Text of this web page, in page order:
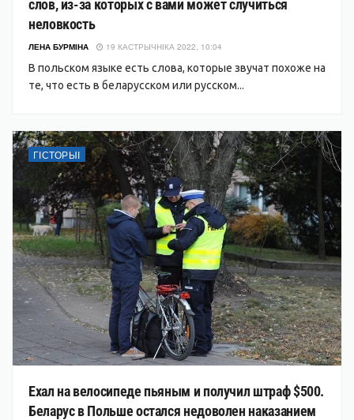
слов, из-за которых с вами может случиться
неловкость
ЛЕНА БУРМІНА 19 КАСТРЫЧНІКА 2022, 10:04
В польском языке есть слова, которые звучат похоже на
те, что есть в беларусском или русском...
ГІСТОРЫІ
Ехал на велосипеде пьяным и получил штраф $500.
Беларус в Польше остался недоволен наказанием